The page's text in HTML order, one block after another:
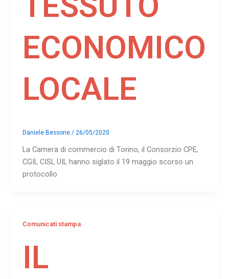
ECONOMICO
LOCALE
Daniele Bessone/26/05/2020
La Camera di commercio di Torino, il Consorzio CPE,
CGIL CISL UIL hanno siglato il 19 maggio scorso un
protocollo
Comunicati stampa
IL